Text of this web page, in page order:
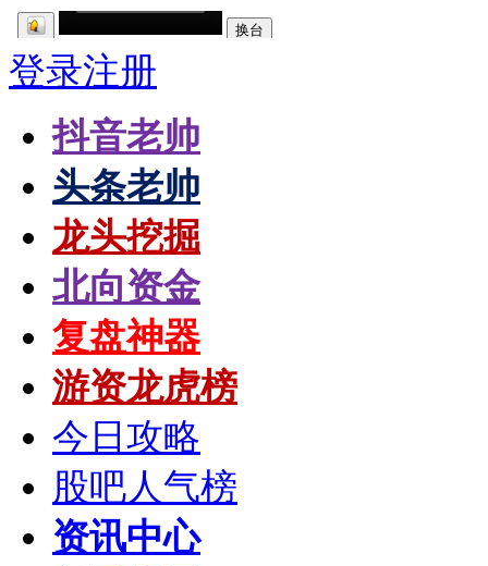
登录注册
抖音老帅
头条老帅
龙头挖掘
北向资金
复盘神器
游资龙虎榜
今日攻略
股吧人气榜
资讯中心